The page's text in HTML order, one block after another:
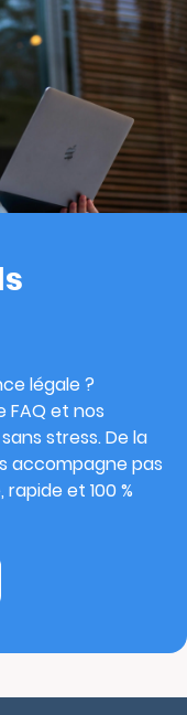
légale ?
FAQ et nos
stress. De la
accompagne pas
et 100 %